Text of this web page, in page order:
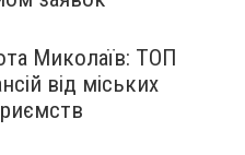
Миколаїв: ТОП
від міських